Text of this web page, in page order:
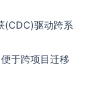
(CDC)驱动跨系
于跨项目迁移